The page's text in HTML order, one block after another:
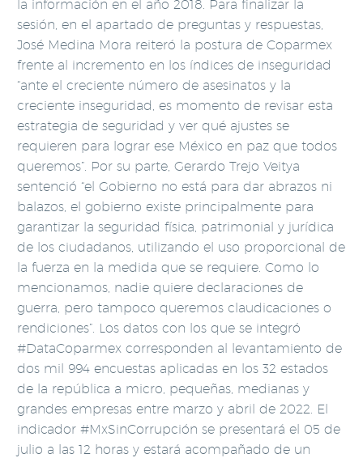
la información en el año 2018. Para finalizar la
sesión, en el apartado de preguntas y respuestas,
José Medina Mora reiteró la postura de Coparmex
frente al incremento en los índices de inseguridad
“ante el creciente número de asesinatos y la
creciente inseguridad, es momento de revisar esta
estrategia de seguridad y ver qué ajustes se
requieren para lograr ese México en paz que todos
queremos”. Por su parte, Gerardo Trejo Veitya
sentenció “el Gobierno no está para dar abrazos ni
balazos, el gobierno existe principalmente para
garantizar la seguridad física, patrimonial y jurídica
de los ciudadanos, utilizando el uso proporcional de
la fuerza en la medida que se requiere. Como lo
mencionamos, nadie quiere declaraciones de
guerra, pero tampoco queremos claudicaciones o
rendiciones”. Los datos con los que se integró
#DataCoparmex corresponden al levantamiento de
dos mil 994 encuestas aplicadas en los 32 estados
de la república a micro, pequeñas, medianas y
grandes empresas entre marzo y abril de 2022. El
indicador #MxSinCorrupción se presentará el 05 de
julio a las 12 horas y estará acompañado de un